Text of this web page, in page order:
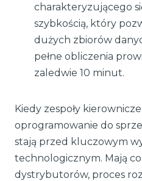
charakteryzującego
szybkością, który
dużych zbiorów
pełne obliczenia
zaledwie 10 minut.
Kiedy zespoły
oprogramowanie do
stają przed kluczowym
technologicznym. Mają
dystrybutorów, proces